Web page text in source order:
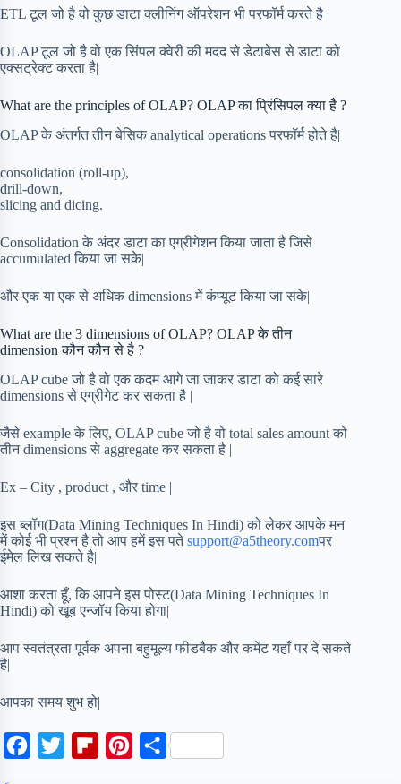
ETL टूल जो है वो कुछ डाटा क्लीनिंग ऑपरेशन भी परफॉर्म करते है |
OLAP टूल जो है वो एक सिंपल क्वेरी की मदद से डेटाबेस से डाटा को
एक्सट्रेक्ट करता है|
What are the principles of OLAP? OLAP का प्रिंसिपल क्या है ?
OLAP के अंतर्गत तीन बेसिक analytical operations परफॉर्म होते है|
consolidation (roll-up),
drill-down,
slicing and dicing.
Consolidation के अंदर डाटा का एग्रीगेशन किया जाता है जिसे
accumulated किया जा सके|
और एक या एक से अधिक dimensions में कंप्यूट किया जा सके|
What are the 3 dimensions of OLAP? OLAP के तीन
dimension कौन कौन से है ?
OLAP cube जो है वो एक कदम आगे जा जाकर डाटा को कई सारे
dimensions से एग्रीगेट कर सकता है |
जैसे example के लिए, OLAP cube जो है वो total sales amount को
तीन dimensions से aggregate कर सकता है |
Ex – City , product , और time |
इस ब्लॉग(Data Mining Techniques In Hindi) को लेकर आपके मन
में कोई भी प्रश्न है तो आप हमें इस पतेsupport@a5theory.comपर
ईमेल लिख सकते है|
आशा करता हूँ, कि आपने इस पोस्ट(Data Mining Techniques In
Hindi) को खूब एन्जॉय किया होगा|
आप स्वतंत्रता पूर्वक अपना बहुमूल्य फीडबैक और कमेंट यहाँ पर दे सकते
है|
आपका समय शुभ हो|
S